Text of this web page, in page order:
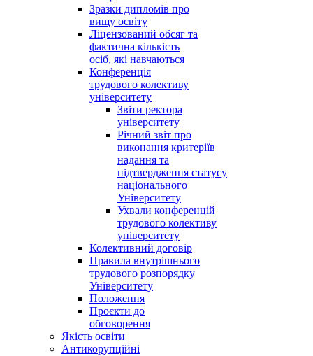
Зразки дипломів про
вищу освіту
Ліцензований обсяг та
фактична кількість
осіб, які навчаються
Конференція
трудового колективу
університету
Звіти ректора
університету
Річний звіт про
виконання критеріїв
надання та
підтвердження статусу
національного
Університету
Ухвали конференцій
трудового колективу
університету
Колективний договір
Правила внутрішнього
трудового розпорядку
Університету
Положення
Проєкти до
обговорення
Якість освіти
Антикорупційні